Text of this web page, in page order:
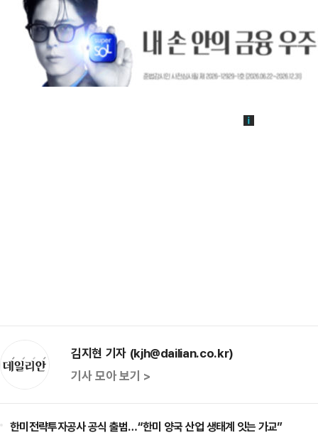
김지현 기자 (kjh@dailian.co.kr)
기사 모아 보기 >
한미전략투자공사 공식 출범…“한미 양국 산업 생태계 잇는 가교”